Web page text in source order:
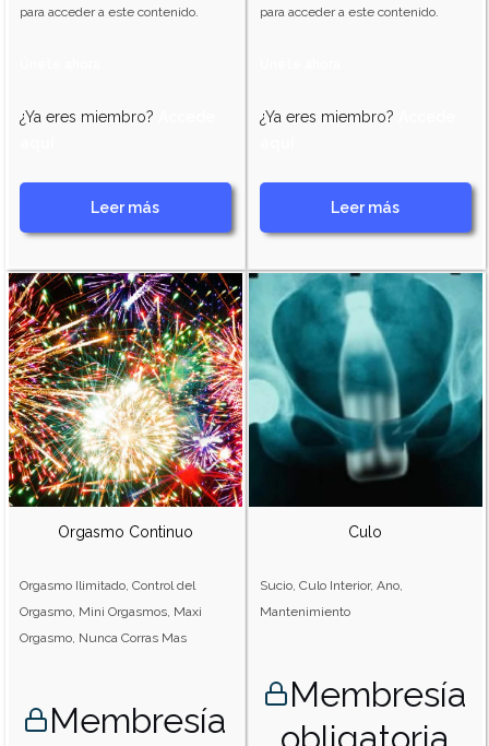
para acceder a este contenido.
¿Ya eres miembro?
Leer más
para acceder a este contenido.
¿Ya eres miembro?
Leer más
Orgasmo Continuo
Orgasmo Ilimitado, Control del
Orgasmo, Mini Orgasmos, Maxi
Orgasmo, Nunca Corras Mas
Membresía
Culo
Sucio, Culo Interior, Ano,
Mantenimiento
Membresía